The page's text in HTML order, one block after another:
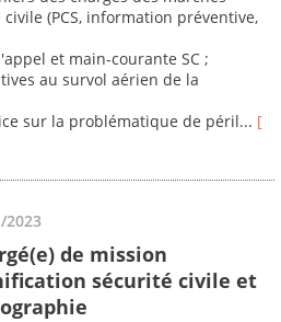
(PCS, information préventive,
et main-courante SC ;
au survol aérien de la
sur la problématique de péril... [
2023
de mission
sécurité civile et